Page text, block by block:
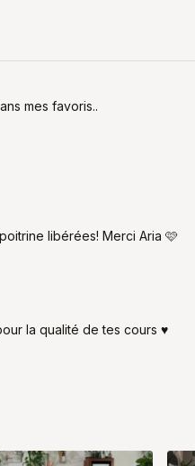
mes favoris..
libérées! Merci Aria 🩷
la qualité de tes cours ♥️